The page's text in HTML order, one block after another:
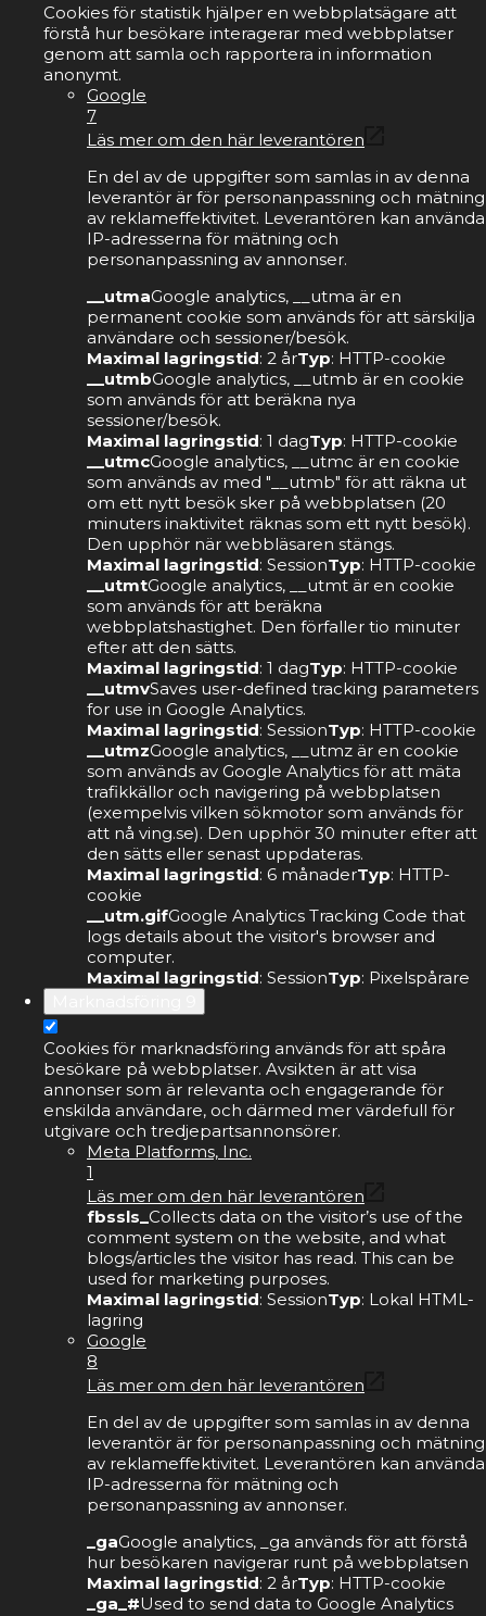
Cookies för statistik hjälper en webbplatsägare att
förstå hur besökare interagerar med webbplatser
genom att samla och rapportera in information
anonymt.
Google
7
Läs mer om den här leverantören
En del av de uppgifter som samlas in av denna
leverantör är för personanpassning och mätning
av reklameffektivitet. Leverantören kan använda
IP-adresserna för mätning och
personanpassning av annonser.
__utmaGoogle analytics, __utma är en
permanent cookie som används för att särskilja
användare och sessioner/besök.
Maximal lagringstid: 2 årTyp: HTTP-cookie
__utmbGoogle analytics, __utmb är en cookie
som används för att beräkna nya
sessioner/besök.
Maximal lagringstid: 1 dagTyp: HTTP-cookie
__utmcGoogle analytics, __utmc är en cookie
som används av med "__utmb" för att räkna ut
om ett nytt besök sker på webbplatsen (20
minuters inaktivitet räknas som ett nytt besök).
Den upphör när webbläsaren stängs.
Maximal lagringstid: SessionTyp: HTTP-cookie
__utmtGoogle analytics, __utmt är en cookie
som används för att beräkna
webbplatshastighet. Den förfaller tio minuter
efter att den sätts.
Maximal lagringstid: 1 dagTyp: HTTP-cookie
__utmvSaves user-defined tracking parameters
for use in Google Analytics.
Maximal lagringstid: SessionTyp: HTTP-cookie
__utmzGoogle analytics, __utmz är en cookie
som används av Google Analytics för att mäta
trafikkällor och navigering på webbplatsen
(exempelvis vilken sökmotor som används för
att nå ving.se). Den upphör 30 minuter efter att
den sätts eller senast uppdateras.
Maximal lagringstid: 6 månaderTyp: HTTP-
cookie
__utm.gifGoogle Analytics Tracking Code that
logs details about the visitor's browser and
computer.
Maximal lagringstid: SessionTyp: Pixelspårare
Cookies för marknadsföring används för att spåra
besökare på webbplatser. Avsikten är att visa
annonser som är relevanta och engagerande för
enskilda användare, och därmed mer värdefull för
utgivare och tredjepartsannonsörer.
Meta Platforms, Inc.
1
Läs mer om den här leverantören
fbssls_ Collects data on the visitor’s use of the
comment system on the website, and what
blogs/articles the visitor has read. This can be
used for marketing purposes.
Maximal lagringstid: SessionTyp: Lokal HTML-
lagring
Google
8
Läs mer om den här leverantören
En del av de uppgifter som samlas in av denna
leverantör är för personanpassning och mätning
av reklameffektivitet. Leverantören kan använda
IP-adresserna för mätning och
personanpassning av annonser.
_gaGoogle analytics, _ga används för att förstå
hur besökaren navigerar runt på webbplatsen
Maximal lagringstid: 2 årTyp: HTTP-cookie
_ga_#Used to send data to Google Analytics